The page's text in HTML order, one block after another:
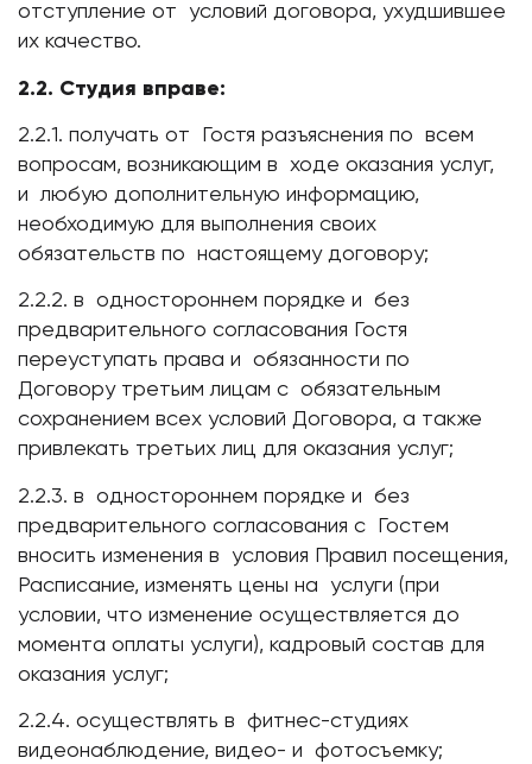
отступление от условий договора, ухудшившее
их качество.
2.2. Студия вправе:
2.2.1. получать от Гостя разъяснения по всем
вопросам, возникающим в ходе оказания услуг,
и любую дополнительную информацию,
необходимую для выполнения своих
обязательств по настоящему договору;
2.2.2. в одностороннем порядке и без
предварительного согласования Гостя
переуступать права и обязанности по
Договору третьим лицам с обязательным
сохранением всех условий Договора, а также
привлекать третьих лиц для оказания услуг;
2.2.3. в одностороннем порядке и без
предварительного согласования с Гостем
вносить изменения в условия Правил посещения,
Расписание, изменять цены на услуги (при
условии, что изменение осуществляется до
момента оплаты услуги), кадровый состав для
оказания услуг;
2.2.4. осуществлять в фитнес-студиях
видеонаблюдение, видео- и фотосъемку;